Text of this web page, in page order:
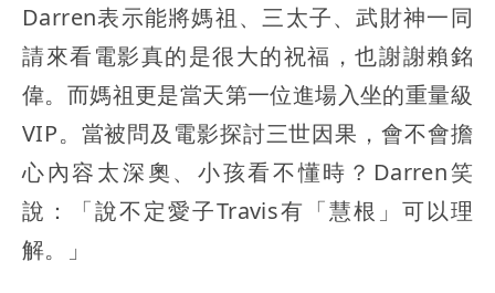
Darren表示能將媽祖、三太子、武財神一同
請來看電影真的是很大的祝福，也謝謝賴銘
偉。而媽祖更是當天第一位進場入坐的重量級
VIP。當被問及電影探討三世因果，會不會擔
心內容太深奧、小孩看不懂時？Darren笑
說：「說不定愛子Travis有「慧根」可以理
解。」